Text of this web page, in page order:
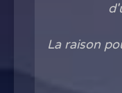
La raison